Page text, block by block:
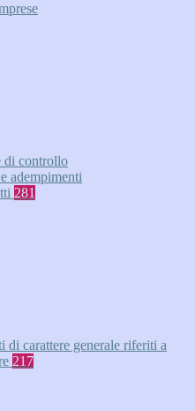
di controllo
adempimenti
281
di carattere generale riferiti a
217